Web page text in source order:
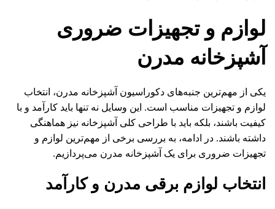
لوازم و تجهیزات ضروری
آشپزخانه مدرن
یکی از مهم‌ترین جنبه‌های دکوراسیون آشپزخانه مدرن، انتخاب
لوازم و تجهیزات مناسب است. این وسایل نه تنها باید کارآمد و با
کیفیت باشند، بلکه باید با طراحی کلی آشپزخانه نیز هماهنگی
داشته باشند. در ادامه، به بررسی برخی از مهم‌ترین لوازم و
تجهیزات ضروری برای یک آشپزخانه مدرن می‌پردازیم.
انتخاب لوازم برقی مدرن و کارآمد